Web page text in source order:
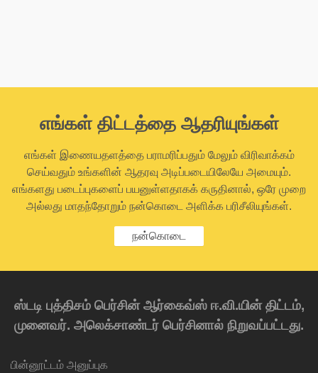
எங்கள் திட்டத்தை ஆதரியுங்கள்
எங்கள் இணையதளத்தை பராமரிப்பதும் மேலும் விரிவாக்கம்
செய்வதும் உங்களின் ஆதரவு அடிப்படையிலேயே அமையும்.
எங்களது படைப்புகளைப் பயனுள்ளதாகக் கருதினால், ஒரே முறை
அல்லது மாதந்தோறும் நன்கொடை அளிக்க பரிசீலியுங்கள்.
நன்கொடை
ஸ்டடி புத்திசம் பெர்சின் ஆர்கைவ்ஸ் ஈ.வி.யின் திட்டம்,
முனைவர். அலெக்சாண்டர் பெர்சினால் நிறுவப்பட்டது.
பின்னூட்டம் அனுப்புக